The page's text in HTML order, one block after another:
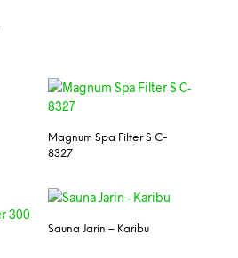
Magnum Spa Filter S C-
8327
Sauna Jarin – Karibu